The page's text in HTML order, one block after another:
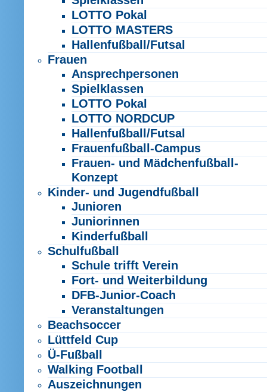
LOTTO Pokal
LOTTO MASTERS
Hallenfußball/Futsal
Frauen
Ansprechpersonen
Spielklassen
LOTTO Pokal
LOTTO NORDCUP
Hallenfußball/Futsal
Frauenfußball-Campus
Frauen- und Mädchenfußball-
Konzept
Kinder- und Jugendfußball
Junioren
Juniorinnen
Kinderfußball
Schulfußball
Schule trifft Verein
Fort- und Weiterbildung
DFB-Junior-Coach
Veranstaltungen
Beachsoccer
Lüttfeld Cup
Ü-Fußball
Walking Football
Auszeichnungen